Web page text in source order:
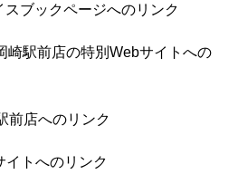
ブックページへのリンク
崎駅前店の特別Webサイトへの
前店へのリンク
イトへのリンク